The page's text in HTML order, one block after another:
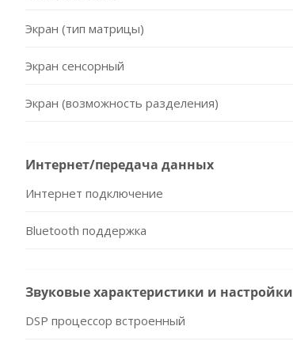
Экран (тип матрицы)
Экран сенсорный
Экран (возможность разделения)
Интернет/передача данных
Интернет подключение
Bluetooth поддержка
Звуковые характеристики и настройки
DSP процессор встроенный